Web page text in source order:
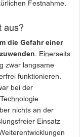
Festnahme.
aus?
die Gefahr einer
. Einerseits
zwar langsame
funktionieren.
bei der
nichts an der
Einsatz